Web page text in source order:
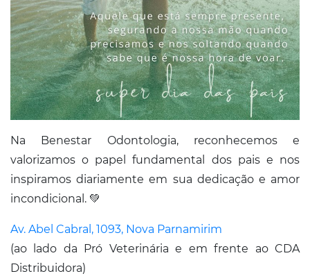
Na Benestar Odontologia, reconhecemos e
valorizamos o papel fundamental dos pais e nos
inspiramos diariamente em sua dedicação e amor
incondicional. 💚
Av. Abel Cabral, 1093, Nova Parnamirim
(ao lado da Pró Veterinária e em frente ao CDA
Distribuidora)